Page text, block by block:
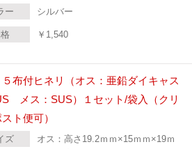
ー シルバー
￥ 1,540
５布付ヒネリ（オス：亜鉛ダイキャス
メス：SUS）１セット/袋入（クリ
ト便可）
ズ
オス：高さ19.2ｍｍ×15ｍｍ×19ｍ